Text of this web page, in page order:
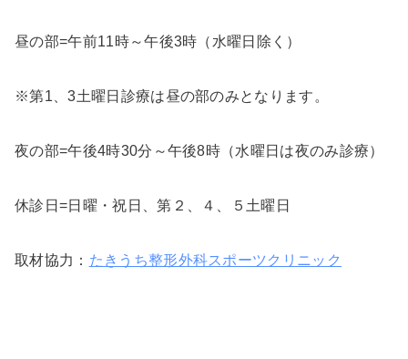
昼の部=午前11時～午後3時（水曜日除く）
※第1、3土曜日診療は昼の部のみとなります。
夜の部=午後4時30分～午後8時（水曜日は夜のみ診療）
休診日=日曜・祝日、第２、４、５土曜日
取材協力： たきうち整形外科スポーツクリニック